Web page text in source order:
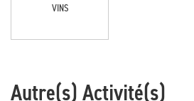
VINS
Autre(s) Activité(s)